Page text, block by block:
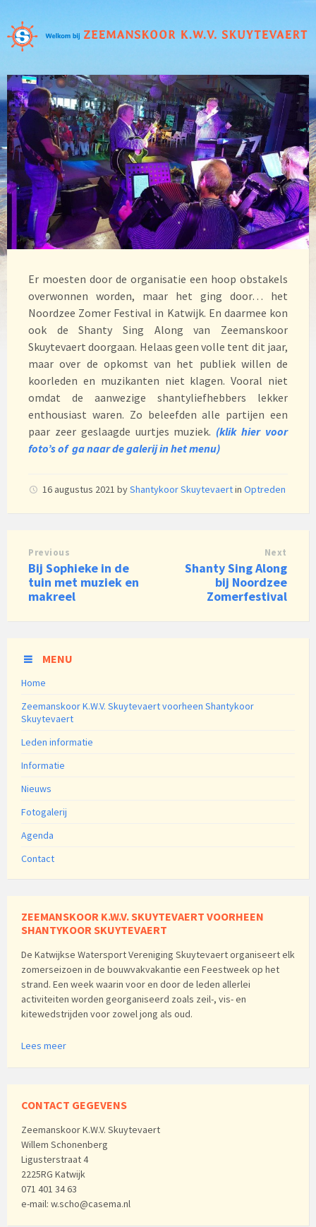
Er moesten door de organisatie een hoop obstakels
overwonnen worden, maar het ging door… het
Noordzee Zomer Festival in Katwijk. En daarmee kon
ook de Shanty Sing Along van Zeemanskoor
Skuytevaert doorgaan. Helaas geen volle tent dit jaar,
maar over de opkomst van het publiek willen de
koorleden en muzikanten niet klagen. Vooral niet
omdat de aanwezige shantyliefhebbers lekker
enthousiast waren. Zo beleefden alle partijen een
paar zeer geslaagde uurtjes muziek. (klik hier voor
foto’s of ga naar de galerij in het menu)
16 augustus 2021 byShantykoor Skuytevaertin Optreden
Previous
Bij Sophieke in de
tuin met muziek en
makreel
Next
Shanty Sing Along
bij Noordzee
Zomerfestival
MENU
Home
Zeemanskoor K.W.V. Skuytevaert voorheen Shantykoor
Skuytevaert
Leden informatie
Informatie
Nieuws
Fotogalerij
Agenda
Contact
ZEEMANSKOOR K.W.V. SKUYTEVAERT VOORHEEN
SHANTYKOOR SKUYTEVAERT
De Katwijkse Watersport Vereniging Skuytevaert organiseert elk
zomerseizoen in de bouwvakvakantie een Feestweek op het
strand. Een week waarin voor en door de leden allerlei
activiteiten worden georganiseerd zoals zeil-, vis- en
kitewedstrijden voor zowel jong als oud.
Lees meer
CONTACT GEGEVENS
Zeemanskoor K.W.V. Skuytevaert
Willem Schonenberg
Ligusterstraat 4
2225RG Katwijk
071 401 34 63
e-mail: w.scho@casema.nl